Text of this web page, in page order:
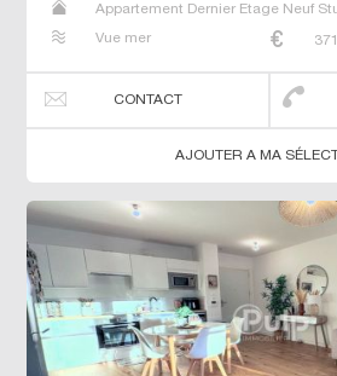
Appartement Dernier Etage Neuf
Vue mer
CONTACT
AJOUTER A MA